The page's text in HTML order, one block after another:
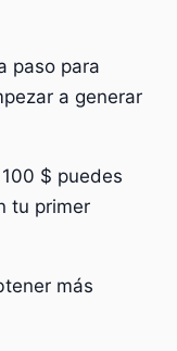
paso para
a generar
$ puedes
tu primer
más